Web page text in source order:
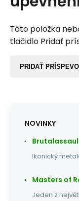
Táto položka
tlačidlo Pridať
PRIDAŤ
NOVINKY
Ikonický
Masters of
Jeden z